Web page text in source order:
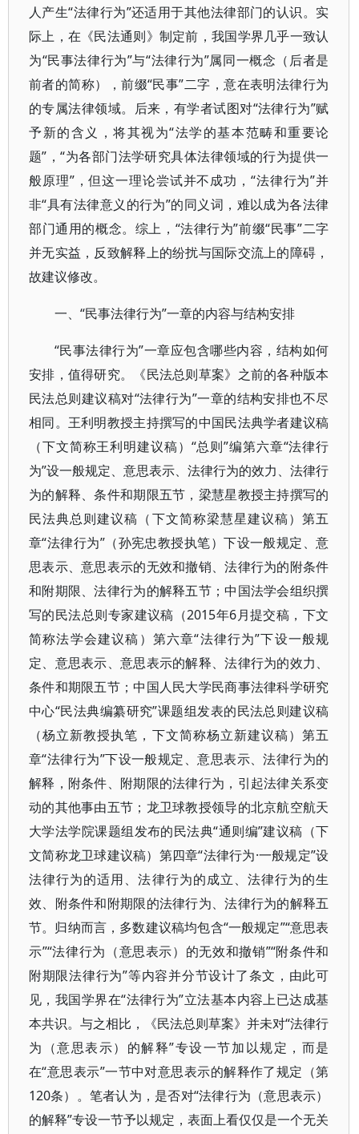
人产生“法律行为”还适用于其他法律部门的认识。实
际上，在《民法通则》制定前，我国学界几乎一致认
为“民事法律行为”与“法律行为”属同一概念（后者是
前者的简称），前缀“民事”二字，意在表明法律行为
的专属法律领域。后来，有学者试图对“法律行为”赋
予新的含义，将其视为“法学的基本范畴和重要论
题”，“为各部门法学研究具体法律领域的行为提供一
般原理”，但这一理论尝试并不成功，“法律行为”并
非“具有法律意义的行为”的同义词，难以成为各法律
部门通用的概念。综上，“法律行为”前缀“民事”二字
并无实益，反致解释上的纷扰与国际交流上的障碍，
故建议修改。
一、“民事法律行为”一章的内容与结构安排
“民事法律行为”一章应包含哪些内容，结构如何
安排，值得研究。《民法总则草案》之前的各种版本
民法总则建议稿对“法律行为”一章的结构安排也不尽
相同。王利明教授主持撰写的中国民法典学者建议稿
（下文简称王利明建议稿）“总则”编第六章“法律行
为”设一般规定、意思表示、法律行为的效力、法律行
为的解释、条件和期限五节，梁慧星教授主持撰写的
民法典总则建议稿（下文简称梁慧星建议稿）第五
章“法律行为”（孙宪忠教授执笔）下设一般规定、意
思表示、意思表示的无效和撤销、法律行为的附条件
和附期限、法律行为的解释五节；中国法学会组织撰
写的民法总则专家建议稿（2015年6月提交稿，下文
简称法学会建议稿）第六章“法律行为”下设一般规
定、意思表示、意思表示的解释、法律行为的效力、
条件和期限五节；中国人民大学民商事法律科学研究
中心“民法典编纂研究”课题组发表的民法总则建议稿
（杨立新教授执笔，下文简称杨立新建议稿）第五
章“法律行为”下设一般规定、意思表示、法律行为的
解释，附条件、附期限的法律行为，引起法律关系变
动的其他事由五节；龙卫球教授领导的北京航空航天
大学法学院课题组发布的民法典“通则编”建议稿（下
文简称龙卫球建议稿）第四章“法律行为·一般规定”设
法律行为的适用、法律行为的成立、法律行为的生
效、附条件和附期限的法律行为、法律行为的解释五
节。归纳而言，多数建议稿均包含“一般规定”“意思表
示”“法律行为（意思表示）的无效和撤销”“附条件和
附期限法律行为”等内容并分节设计了条文，由此可
见，我国学界在“法律行为”立法基本内容上已达成基
本共识。与之相比，《民法总则草案》并未对“法律行
为（意思表示）的解释”专设一节加以规定，而是
在“意思表示”一节中对意思表示的解释作了规定（第
120条）。笔者认为，是否对“法律行为（意思表示）
的解释”专设一节予以规定，表面上看仅仅是一个无关